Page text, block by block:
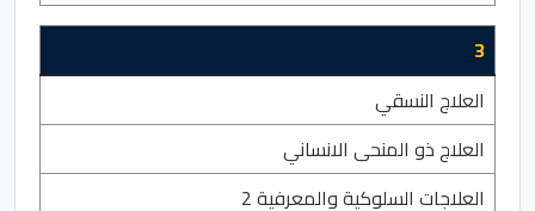
3
العلاج النسقي
العلاج ذو المنحى الانساني
العلاجات السلوكية والمعرفية 2